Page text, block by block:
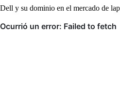
Dell y su dominio en el mercado de